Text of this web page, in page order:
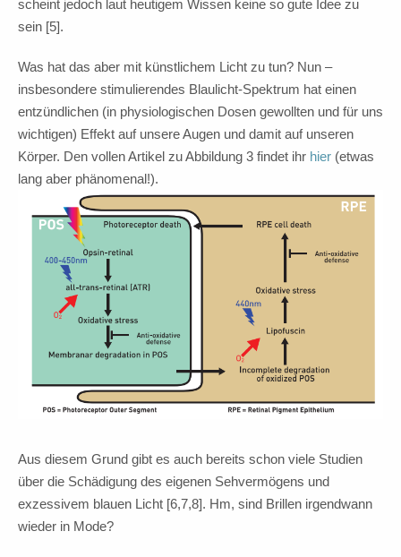
scheint jedoch laut heutigem Wissen keine so gute Idee zu
sein [5].
Was hat das aber mit künstlichem Licht zu tun? Nun –
insbesondere stimulierendes Blaulicht-Spektrum hat einen
entzündlichen (in physiologischen Dosen gewollten und für uns
wichtigen) Effekt auf unsere Augen und damit auf unseren
Körper. Den vollen Artikel zu Abbildung 3 findet ihr hier (etwas
lang aber phänomenal!).
Aus diesem Grund gibt es auch bereits schon viele Studien
über die Schädigung des eigenen Sehvermögens und
exzessivem blauen Licht [6,7,8]. Hm, sind Brillen irgendwann
wieder in Mode?